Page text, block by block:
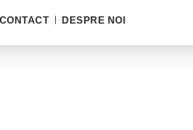
CONTACT DESPRE NOI